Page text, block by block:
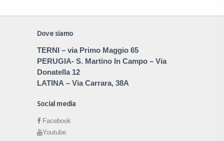
Dove siamo
TERNI – via Primo Maggio 65
PERUGIA- S. Martino In Campo – Via
Donatella 12
LATINA – Via Carrara, 38A
Social media
Facebook
Youtube